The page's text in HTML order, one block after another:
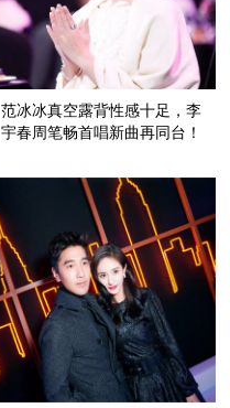
范冰冰真空露背性感十足，李
宇春周笔畅首唱新曲再同台！